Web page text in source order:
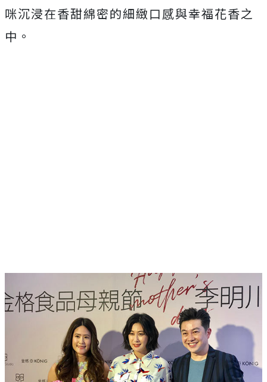
咪沉浸在香甜綿密的細緻口感與幸福花香之
中。